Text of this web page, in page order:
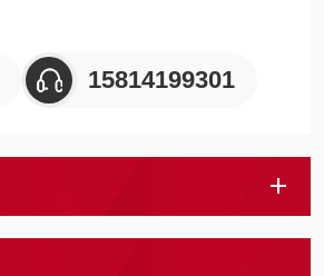
15814199301